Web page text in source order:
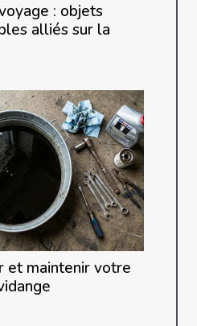
: objets
alliés sur la
et maintenir votre